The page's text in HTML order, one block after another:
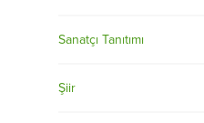
Sanatçı Tanıtımı
Şiir